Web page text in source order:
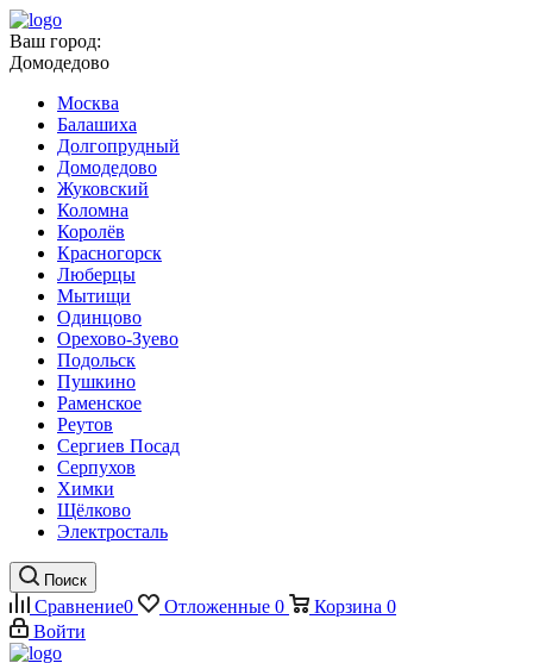
Ваш город:
Домодедово
Москва
Балашиха
Долгопрудный
Домодедово
Жуковский
Коломна
Королёв
Красногорск
Люберцы
Мытищи
Одинцово
Орехово-Зуево
Подольск
Пушкино
Раменское
Реутов
Сергиев Посад
Серпухов
Химки
Щёлково
Электросталь
Поиск
Сравнение0 Отложенные 0 Корзина 0
Войти